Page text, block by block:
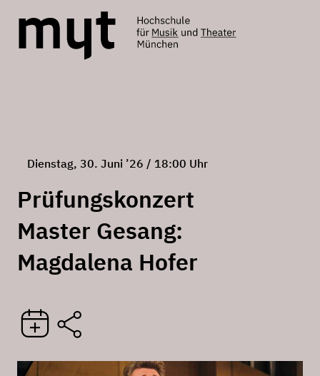
Dienstag, 30. Juni ’26 / 18:00 Uhr
Prüfungskonzert
Master Gesang:
Magdalena Hofer